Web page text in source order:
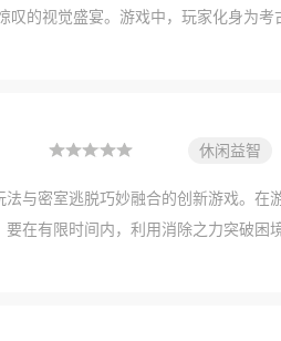
叹的视觉盛宴。游戏中，玩家化身为考
休闲益智
法与密室逃脱巧妙融合的创新游戏。在
在有限时间内，利用消除之力突破困